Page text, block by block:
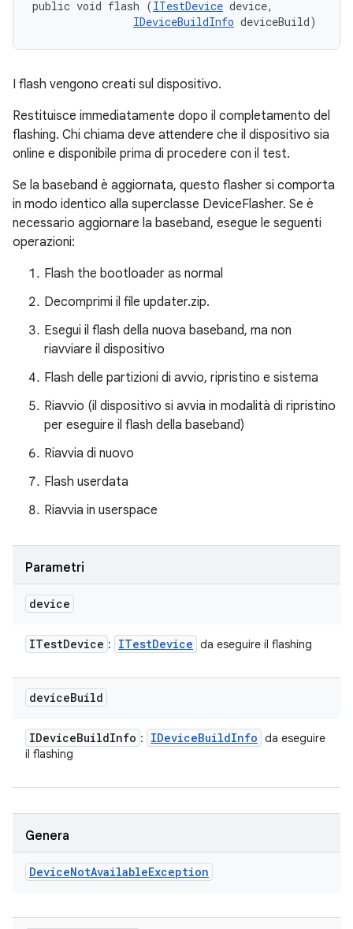
public void flash (ITestDevice device,
IDeviceBuildInfo deviceBuild)
I flash vengono creati sul dispositivo.
Restituisce immediatamente dopo il completamento del
flashing. Chi chiama deve attendere che il dispositivo sia
online e disponibile prima di procedere con il test.
Se la baseband è aggiornata, questo flasher si comporta
in modo identico alla superclasse DeviceFlasher. Se è
necessario aggiornare la baseband, esegue le seguenti
operazioni:
Flash the bootloader as normal
Decomprimi il file updater.zip.
Esegui il flash della nuova baseband, ma non
riavviare il dispositivo
Flash delle partizioni di avvio, ripristino e sistema
Riavvio (il dispositivo si avvia in modalità di ripristino
per eseguire il flash della baseband)
Riavvia di nuovo
Flash userdata
Riavvia in userspace
Parametri
device
ITestDevice : ITestDevice da eseguire il flashing
deviceBuild
IDeviceBuildInfo : IDeviceBuildInfo da eseguire
il flashing
Genera
DeviceNotAvailableException